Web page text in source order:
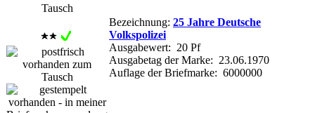
Bezeichnung: 25 Jahre Deutsche
Volkspolizei
Ausgabewert: 20 Pf
Ausgabetag der Marke: 23.06.1970
Auflage der Briefmarke: 6000000